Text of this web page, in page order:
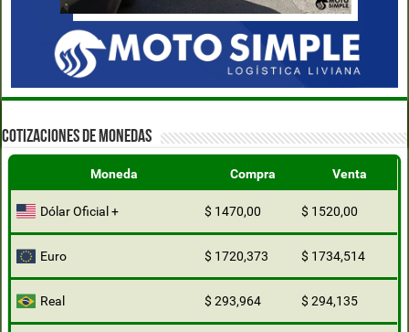
COTIZACIONES DE MONEDAS
Moneda Compra Venta
Dólar Oficial + $ 1470,00 $ 1520,00
Euro $ 1720,373 $ 1734,514
Real $ 293,964 $ 294,135